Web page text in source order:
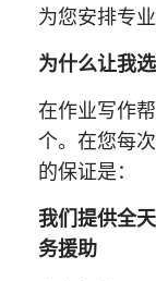
为您安排专
为什么让我
在作业写作
个。在您每
的保证是：
我们提供全
务援助